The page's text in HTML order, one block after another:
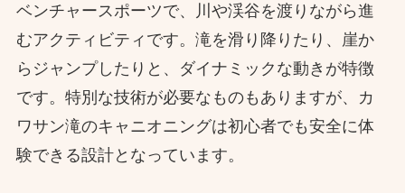
ベンチャースポーツで、川や渓谷を渡りながら進
むアクティビティです。滝を滑り降りたり、崖か
らジャンプしたりと、ダイナミックな動きが特徴
です。特別な技術が必要なものもありますが、カ
ワサン滝のキャニオニングは初心者でも安全に体
験できる設計となっています。